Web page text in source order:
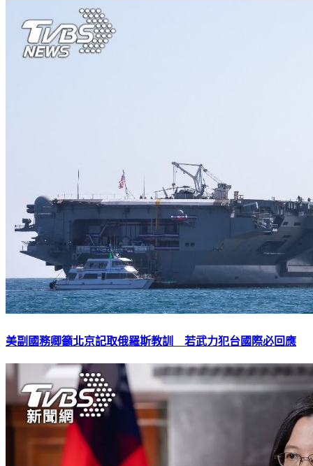
美副國務卿籲北京記取俄羅斯教訓 若武力犯台國際必回應